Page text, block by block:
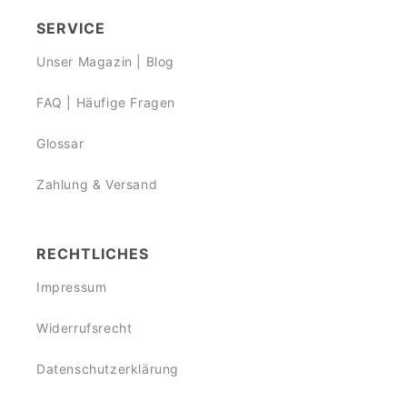
SERVICE
Unser Magazin | Blog
FAQ | Häufige Fragen
Glossar
Zahlung & Versand
RECHTLICHES
Impressum
Widerrufsrecht
Datenschutzerklärung